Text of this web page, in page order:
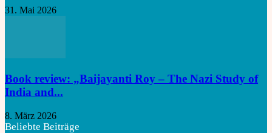
31. Mai 2026
Book review: „Baijayanti Roy – The Nazi Study of
India and...
8. März 2026
Beliebte Beiträge